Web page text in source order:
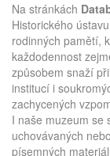
Na stránkách
Historického
rodinných pamětí,
každodennost
způsobem snaží
institucí i
zachycených
I naše muzeum se
uchovávaných
písemných